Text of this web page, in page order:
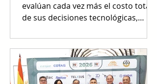
evalúan cada vez más el costo total
de sus decisiones tecnológicas,
serie EcoTank Pro durante una
jornada dirigida a su ecosistema
comercial. La actividad combinó
demostraciones de producto,